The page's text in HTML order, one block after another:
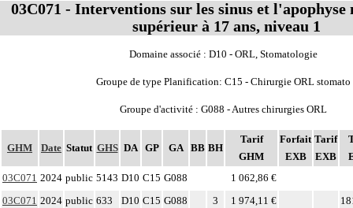
GHM Date Statut GHS DA GP GA BB BH
Tarif
GHM
Forfait
EXB
Tarif
EXB
03C071 2024 public 5143 D10 C15 G088
1 062,86 €
03C071 2024 public 633 D10 C15 G088 3 1 974,11 €
03C071 - Interventions sur les sinus et l'apophyse
supérieur à 17 ans, niveau 1
Domaine associé : D10 - ORL, Stomatologie
Groupe de type Planification: C15 - Chirurgie ORL stomato
Groupe d'activité : G088 - Autres chirurgies ORL